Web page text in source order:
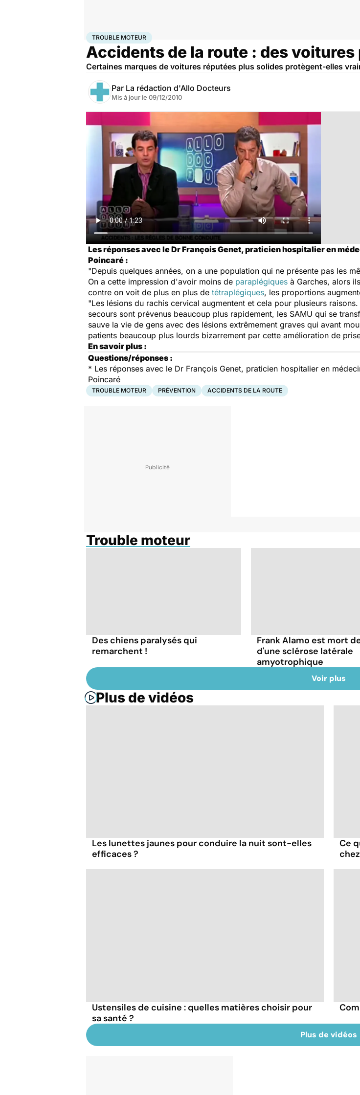
AccueilSantéMaladies Trouble moteur
TROUBLE MOTEUR
Accidents de la route : des voitures
Certaines marques de voitures réputées plus solides protègent-elles
Par La rédaction d'Allo Docteurs
Mis à jour le 09/12/2010
Les réponses avec le Dr François Genet, praticien hospitalier en
Poincaré :
"Depuis quelques années, on a une population qui ne présente pas les
On a cette impression d'avoir moins de paraplégiques à Garches, alors
contre on voit de plus en plus de tétraplégiques, les proportions
"Les lésions du rachis cervical augmentent et cela pour plusieurs
secours sont prévenus beaucoup plus rapidement, les SAMU qui se
sauve la vie de gens avec des lésions extrêmement graves qui avant
patients beaucoup plus lourds bizarrement par cette amélioration de
En savoir plus :
Questions/réponses :
* Les réponses avec le Dr François Genet, praticien hospitalier en
Poincaré
TROUBLE MOTEUR PRÉVENTION ACCIDENTS DE LA ROUTE
Trouble moteur
Des chiens paralysés qui
remarchent !
Frank Alamo est mort
d'une sclérose latérale
amyotrophique
Voir plus
Plus de vidéos
Les lunettes jaunes pour conduire la nuit sont-elles
efficaces ?
Ce
Ustensiles de cuisine : quelles matières choisir pour
sa santé ?
Plus de vidéos